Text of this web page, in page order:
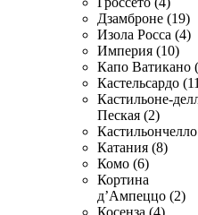
Дзамброне (19)
Изола Росса (4)
Империя (10)
Капо Ватикано
Кастельсардо
Кастильоне-
Пеская (2)
Катания (8)
Комо (6)
Кортина
д’Ампеццо (2)
Косенза (4)